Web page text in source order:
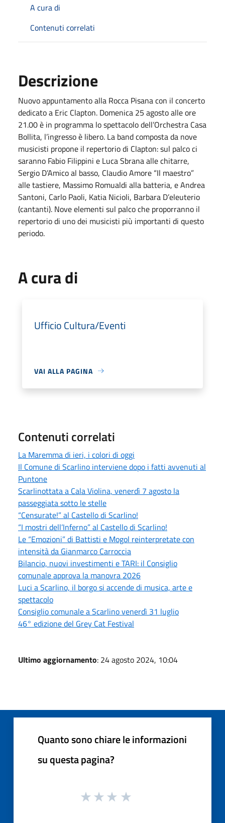
A cura di
Contenuti correlati
Descrizione
Nuovo appuntamento alla Rocca Pisana con il concerto
dedicato a Eric Clapton. Domenica 25 agosto alle ore
21.00 è in programma lo spettacolo dell’Orchestra Casa
Bollita, l’ingresso è libero. La band composta da nove
musicisti propone il repertorio di Clapton: sul palco ci
saranno Fabio Filippini e Luca Sbrana alle chitarre,
Sergio D’Amico al basso, Claudio Amore “Il maestro”
alle tastiere, Massimo Romualdi alla batteria, e Andrea
Santoni, Carlo Paoli, Katia Nicioli, Barbara D’eleuterio
(cantanti). Nove elementi sul palco che proporranno il
repertorio di uno dei musicisti più importanti di questo
periodo.
A cura di
Ufficio Cultura/Eventi
VAI ALLA PAGINA
Contenuti correlati
La Maremma di ieri, i colori di oggi
Il Comune di Scarlino interviene dopo i fatti avvenuti al
Puntone
Scarlinottata a Cala Violina, venerdì 7 agosto la
passeggiata sotto le stelle
“Censurate!” al Castello di Scarlino!
“I mostri dell’Inferno” al Castello di Scarlino!
Le “Emozioni” di Battisti e Mogol reinterpretate con
intensità da Gianmarco Carroccia
Bilancio, nuovi investimenti e TARI: il Consiglio
comunale approva la manovra 2026
Luci a Scarlino, il borgo si accende di musica, arte e
spettacolo
Consiglio comunale a Scarlino venerdì 31 luglio
46° edizione del Grey Cat Festival
Ultimo aggiornamento: 24 agosto 2024, 10:04
Quanto sono chiare le informazioni
su questa pagina?